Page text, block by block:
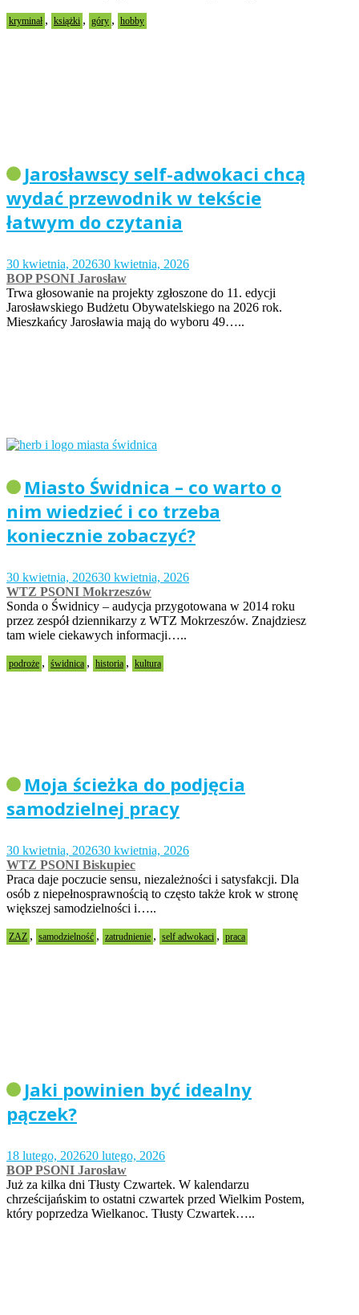
kryminał , książki , góry , hobby
Jarosławscy self-adwokaci chcą
wydać przewodnik w tekście
łatwym do czytania
30 kwietnia, 202630 kwietnia, 2026
BOP PSONI Jarosław
Trwa głosowanie na projekty zgłoszone do 11. edycji
Jarosławskiego Budżetu Obywatelskiego na 2026 rok.
Mieszkańcy Jarosławia mają do wyboru 49…..
Miasto Świdnica – co warto o
nim wiedzieć i co trzeba
koniecznie zobaczyć?
30 kwietnia, 202630 kwietnia, 2026
WTZ PSONI Mokrzeszów
Sonda o Świdnicy – audycja przygotowana w 2014 roku
przez zespół dziennikarzy z WTZ Mokrzeszów. Znajdziesz
tam wiele ciekawych informacji…..
podroże , świdnica , historia , kultura
Moja ścieżka do podjęcia
samodzielnej pracy
30 kwietnia, 202630 kwietnia, 2026
WTZ PSONI Biskupiec
Praca daje poczucie sensu, niezależności i satysfakcji. Dla
osób z niepełnosprawnością to często także krok w stronę
większej samodzielności i…..
ZAZ , samodzielność , zatrudnienie , self adwokaci , praca
Jaki powinien być idealny
pączek?
18 lutego, 202620 lutego, 2026
BOP PSONI Jarosław
Już za kilka dni Tłusty Czwartek. W kalendarzu
chrześcijańskim to ostatni czwartek przed Wielkim Postem,
który poprzedza Wielkanoc. Tłusty Czwartek…..